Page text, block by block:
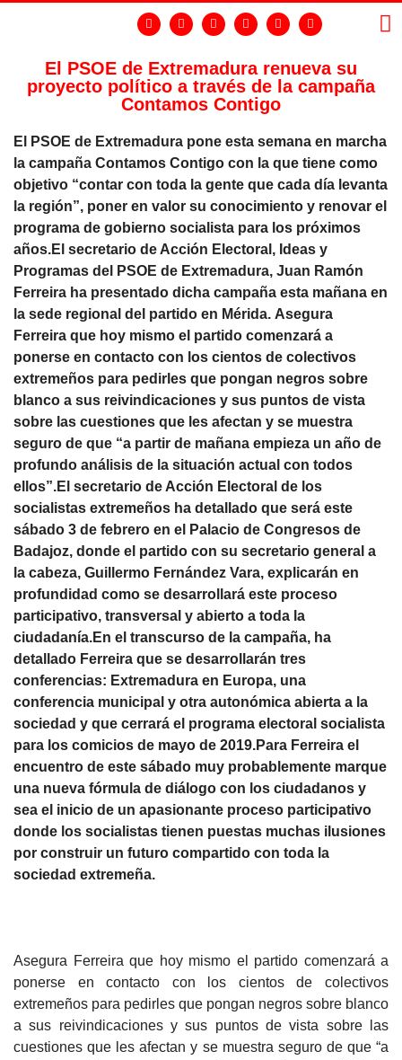
El PSOE de Extremadura renueva su
proyecto político a través de la campaña
Contamos Contigo
El PSOE de Extremadura pone esta semana en marcha
la campaña Contamos Contigo con la que tiene como
objetivo “contar con toda la gente que cada día levanta
la región”, poner en valor su conocimiento y renovar el
programa de gobierno socialista para los próximos
años.El secretario de Acción Electoral, Ideas y
Programas del PSOE de Extremadura, Juan Ramón
Ferreira ha presentado dicha campaña esta mañana en
la sede regional del partido en Mérida. Asegura
Ferreira que hoy mismo el partido comenzará a
ponerse en contacto con los cientos de colectivos
extremeños para pedirles que pongan negros sobre
blanco a sus reivindicaciones y sus puntos de vista
sobre las cuestiones que les afectan y se muestra
seguro de que “a partir de mañana empieza un año de
profundo análisis de la situación actual con todos
ellos”.El secretario de Acción Electoral de los
socialistas extremeños ha detallado que será este
sábado 3 de febrero en el Palacio de Congresos de
Badajoz, donde el partido con su secretario general a
la cabeza, Guillermo Fernández Vara, explicarán en
profundidad como se desarrollará este proceso
participativo, transversal y abierto a toda la
ciudadanía.En el transcurso de la campaña, ha
detallado Ferreira que se desarrollarán tres
conferencias: Extremadura en Europa, una
conferencia municipal y otra autonómica abierta a la
sociedad y que cerrará el programa electoral socialista
para los comicios de mayo de 2019.Para Ferreira el
encuentro de este sábado muy probablemente marque
una nueva fórmula de diálogo con los ciudadanos y
sea el inicio de un apasionante proceso participativo
donde los socialistas tienen puestas muchas ilusiones
por construir un futuro compartido con toda la
sociedad extremeña.
Asegura Ferreira que hoy mismo el partido comenzará a
ponerse en contacto con los cientos de colectivos
extremeños para pedirles que pongan negros sobre blanco
a sus reivindicaciones y sus puntos de vista sobre las
cuestiones que les afectan y se muestra seguro de que “a